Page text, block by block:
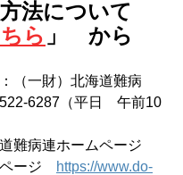
法について
ら 」　から
（一財）北海道難病
6287（平日　午前10
難病連ホームページ
ページ
https://www.do-